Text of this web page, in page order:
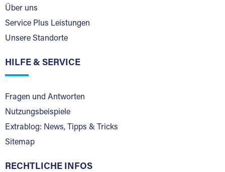
Über uns
Service Plus Leistungen
Unsere Standorte
HILFE & SERVICE
Fragen und Antworten
Nutzungsbeispiele
Extrablog: News, Tipps & Tricks
Sitemap
RECHTLICHE INFOS